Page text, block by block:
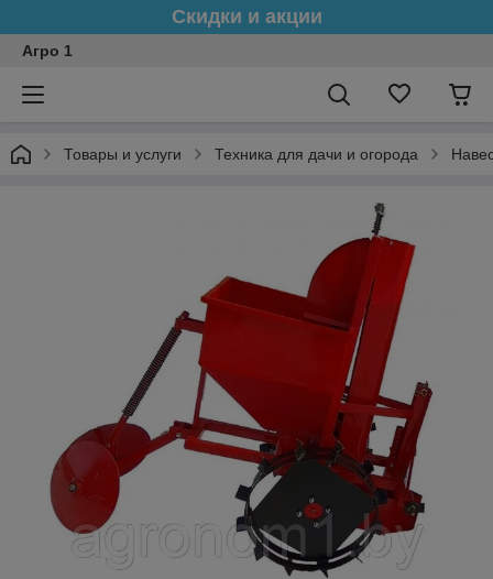
Скидки и акции
Агро 1
Товары и услуги Техника для дачи и огорода